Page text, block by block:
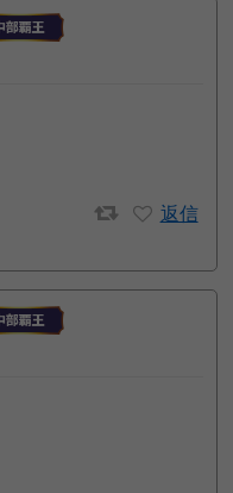
返信